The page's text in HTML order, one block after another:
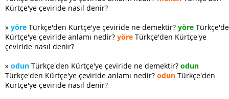
Kürtçe'ye çeviride nasıl denir?
» yöre Türkçe'den Kürtçe'ye çeviride ne demektir? yöre
Kürtçe'ye çeviride anlamı nedir? yöre Türkçe'den Kürtçe'ye
çeviride nasıl denir?
» odun Türkçe'den Kürtçe'ye çeviride ne demektir? odun
Türkçe'den Kürtçe'ye çeviride anlamı nedir? odun Türkçe'den
Kürtçe'ye çeviride nasıl denir?